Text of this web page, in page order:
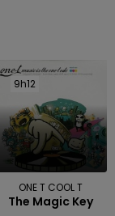
9h12
9h12
ONE T COOL T
The Magic Key